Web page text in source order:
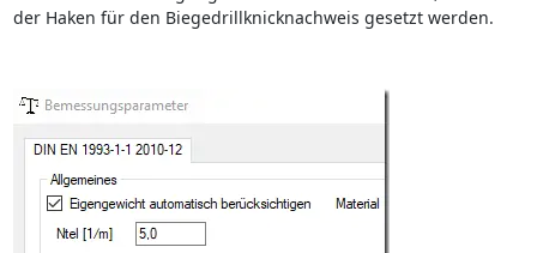
der Haken für den Biegedrillknicknachweis gesetzt werden.